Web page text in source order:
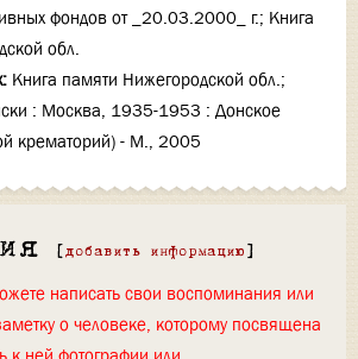
фондов от _20.03.2000_ г.; Книга
обл.
Книга памяти Нижегородской обл.;
: Москва, 1935-1953 : Донское
крематорий) - М., 2005
[ добавить информацию ]
написать свои воспоминания или
о человеке, которому посвящена